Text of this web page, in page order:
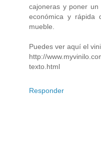
cajoneras y poner
económica y rápida
mueble.
Puedes ver aquí el
http://
texto.html
Responder